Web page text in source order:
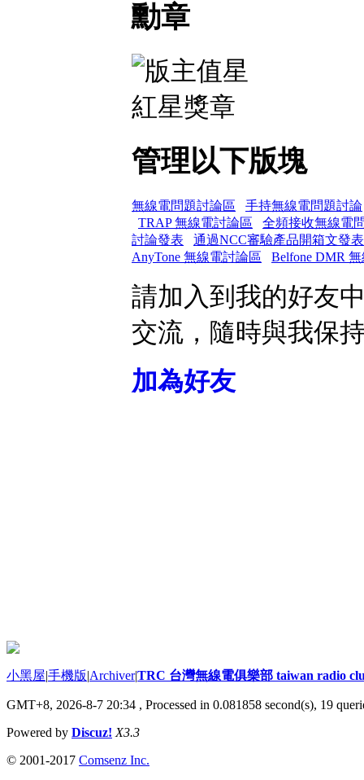
勳章
管理以下版塊
無線電問題討論區
手持無線電問題討論
TRAP 無線電討論區
全頻接收無線電
討論發表
通過NCC審驗產品開箱文發表
AnyTone 無線電討論區
Belfone DMR
請加入到我的好友
交流，隨時與我保
加為好友
小黑屋|手機版|Archiver|TRC 台灣無線電俱樂部 taiwan radio
GMT+8, 2026-8-7 20:34 , Processed in 0.081858 second(s), 19
Powered by Discuz! X3.3
© 2001-2017 Comsenz Inc.